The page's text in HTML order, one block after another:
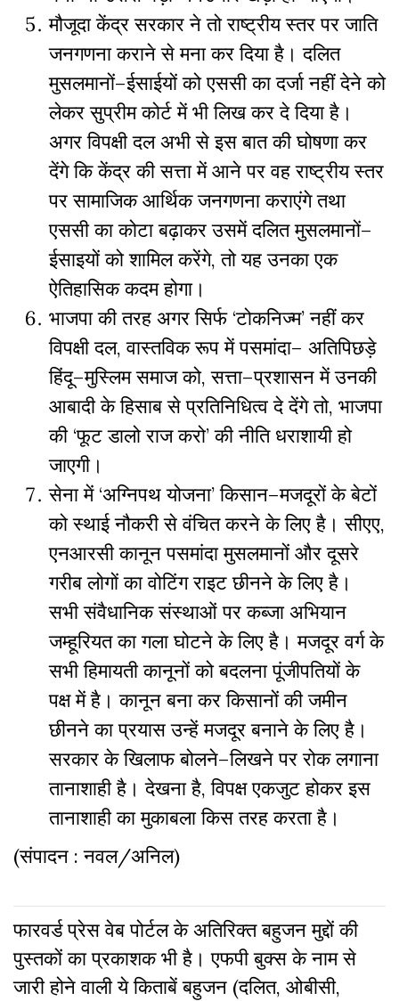
मौजूदा केंद्र सरकार ने तो राष्ट्रीय स्तर पर जाति
जनगणना कराने से मना कर दिया है। दलित
मुसलमानों–ईसाईयों को एससी का दर्जा नहीं देने को
लेकर सुप्रीम कोर्ट में भी लिख कर दे दिया है।
अगर विपक्षी दल अभी से इस बात की घोषणा कर
देंगे कि केंद्र की सत्ता में आने पर वह राष्ट्रीय स्तर
पर सामाजिक आर्थिक जनगणना कराएंगे तथा
एससी का कोटा बढ़ाकर उसमें दलित मुसलमानों–
ईसाइयों को शामिल करेंगे,तो यह उनका एक
ऐतिहासिक कदम होगा।
भाजपा की तरह अगर सिर्फ‘टोकनिज्म’नहीं कर
विपक्षी दल,वास्तविक रूप में पसमांदा– अतिपिछड़े
हिंदू–मुस्लिम समाज को,सत्ता–प्रशासन में उनकी
आबादी के हिसाब से प्रतिनिधित्व दे देंगे तो, भाजपा
की‘फूट डालो राज करो’की नीति धराशायी हो
जाएगी।
सेना में‘अग्निपथ योजना’किसान–मजदूरों के बेटों
को स्थाई नौकरी से वंचित करने के लिए है। सीएए,
एनआरसी कानून पसमांदा मुसलमानों और दूसरे
गरीब लोगों का वोटिंग राइट छीनने के लिए है।
सभी संवैधानिक संस्थाओं पर कब्जा अभियान
जम्हूरियत का गला घोटने के लिए है। मजदूर वर्ग के
सभी हिमायती कानूनों को बदलना पूंजीपतियों के
पक्ष में है। कानून बना कर किसानों की जमीन
छीनने का प्रयास उन्हें मजदूर बनाने के लिए है।
सरकार के खिलाफ बोलने–लिखने पर रोक लगाना
तानाशाही है। देखना है,विपक्ष एकजुट होकर इस
तानाशाही का मुकाबला किस तरह करता है।
(संपादन : नवल/अनिल)
फारवर्ड प्रेस वेब पोर्टल के अतिरिक्‍त बहुजन मुद्दों की
पुस्‍तकों का प्रकाशक भी है। एफपी बुक्‍स के नाम से
जारी होने वाली ये किताबें बहुजन (दलित, ओबीसी,